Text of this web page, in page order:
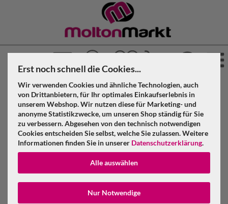
Erst noch schnell die Cookies...
Wir verwenden Cookies und ähnliche Technologien, auch
von Drittanbietern, für Ihr optimales Einkaufserlebnis in
unserem Webshop. Wir nutzen diese für Marketing- und
anonyme Statistikzwecke, um unseren Shop ständig für Sie
zu verbessern. Abgesehen von den technisch notwendigen
Cookies entscheiden Sie selbst, welche Sie zulassen. Weitere
Informationen finden Sie in unserer Datenschutzerklärung.
Alle auswählen
Nur Notwendige
Konto erstellen
Molton Markt » Molton » Dekomolton »
Meterware »
Dekomolton Meterware grün Fb23 300 cm, 160 g/m²
Dekomolton Meterware grün Fb23 300